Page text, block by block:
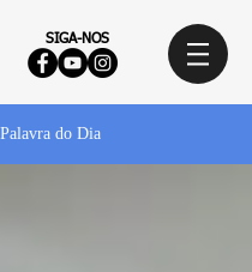
SIGA-NOS
Palavra do Dia